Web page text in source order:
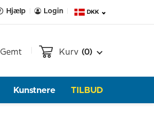
Hjælp Login DKK
Gemt Kurv (0)
Kunstnere TILBUD